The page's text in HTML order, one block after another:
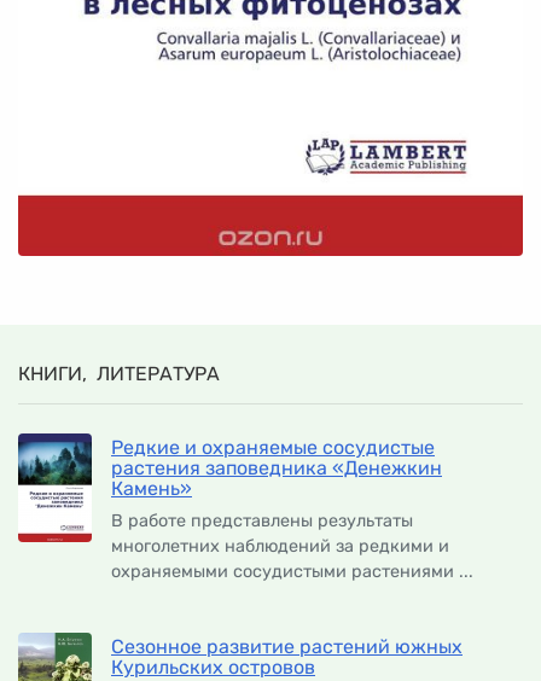
КНИГИ, ЛИТЕРАТУРА
Редкие и охраняемые сосудистые
растения заповедника «Денежкин
Камень»
В работе представлены результаты
многолетних наблюдений за редкими и
охраняемыми сосудистыми растениями ...
Сезонное развитие растений южных
Курильских островов